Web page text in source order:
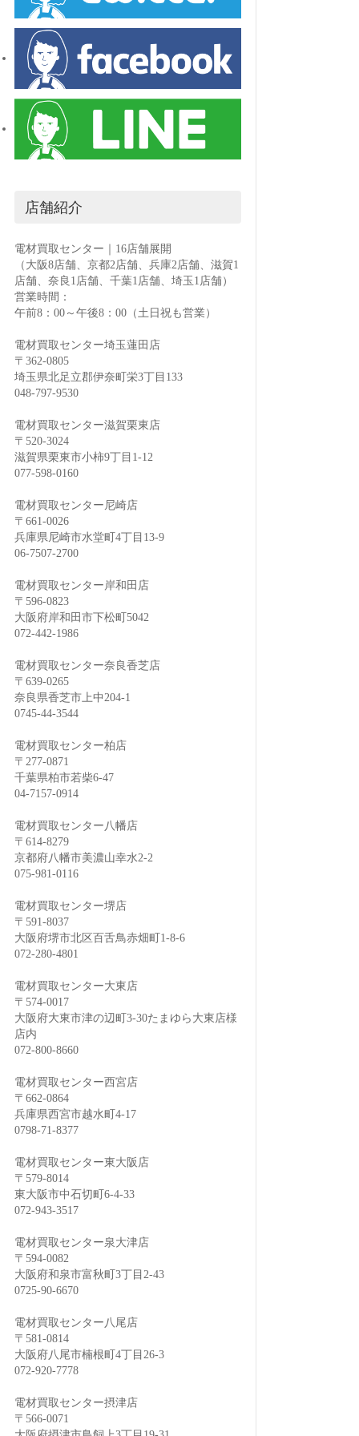
店舗紹介
電材買取センター｜16店舗展開
（大阪8店舗、京都2店舗、兵庫2店舗、滋賀1
店舗、奈良1店舗、千葉1店舗、埼玉1店舗）
営業時間：
午前8：00～午後8：00（土日祝も営業）
電材買取センター埼玉蓮田店
〒362-0805
埼玉県北足立郡伊奈町栄3丁目133
048-797-9530
電材買取センター滋賀栗東店
〒520-3024
滋賀県栗東市小柿9丁目1-12
077-598-0160
電材買取センター尼崎店
〒661-0026
兵庫県尼崎市水堂町4丁目13-9
06-7507-2700
電材買取センター岸和田店
〒596-0823
大阪府岸和田市下松町5042
072-442-1986
電材買取センター奈良香芝店
〒639-0265
奈良県香芝市上中204-1
0745-44-3544
電材買取センター柏店
〒277-0871
千葉県柏市若柴6-47
04-7157-0914
電材買取センター八幡店
〒614-8279
京都府八幡市美濃山幸水2-2
075-981-0116
電材買取センター堺店
〒591-8037
大阪府堺市北区百舌鳥赤畑町1-8-6
072-280-4801
電材買取センター大東店
〒574-0017
大阪府大東市津の辺町3-30たまゆら大東店様
店内
072-800-8660
電材買取センター西宮店
〒662-0864
兵庫県西宮市越水町4-17
0798-71-8377
電材買取センター東大阪店
〒579-8014
東大阪市中石切町6-4-33
072-943-3517
電材買取センター泉大津店
〒594-0082
大阪府和泉市富秋町3丁目2-43
0725-90-6670
電材買取センター八尾店
〒581-0814
大阪府八尾市楠根町4丁目26-3
072-920-7778
電材買取センター摂津店
〒566-0071